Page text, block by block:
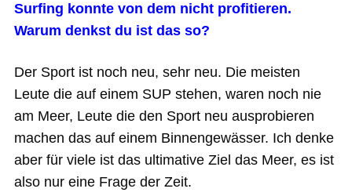
Surfing konnte von dem nicht profitieren.
Warum denkst du ist das so?
Der Sport ist noch neu, sehr neu. Die meisten
Leute die auf einem SUP stehen, waren noch nie
am Meer, Leute die den Sport neu ausprobieren
machen das auf einem Binnengewässer. Ich denke
aber für viele ist das ultimative Ziel das Meer, es ist
also nur eine Frage der Zeit.